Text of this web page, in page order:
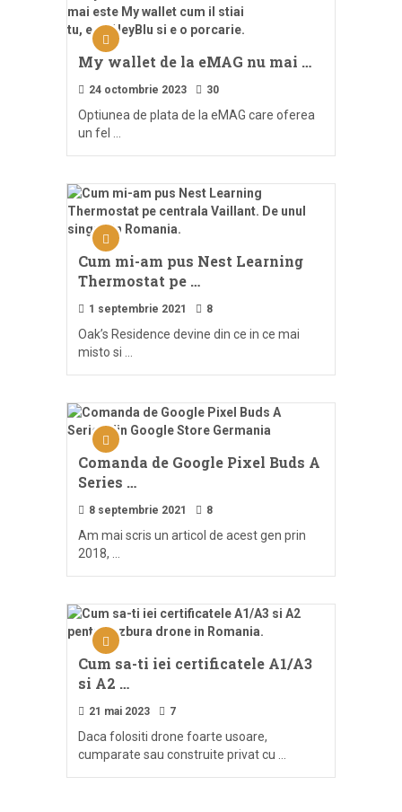
My wallet de la eMAG nu mai …
24 octombrie 2023 30
Optiunea de plata de la eMAG care oferea
un fel …
Cum mi-am pus Nest Learning
Thermostat pe …
1 septembrie 2021 8
Oak’s Residence devine din ce in ce mai
misto si …
Comanda de Google Pixel Buds A
Series …
8 septembrie 2021 8
Am mai scris un articol de acest gen prin
2018, …
Cum sa-ti iei certificatele A1/A3
si A2 …
21 mai 2023 7
Daca folositi drone foarte usoare,
cumparate sau construite privat cu …